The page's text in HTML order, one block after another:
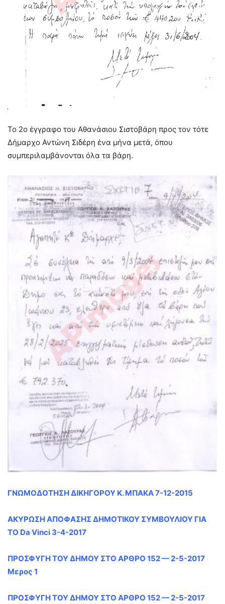
Το 2ο έγγραφο του Αθανάσιου Σιστοβάρη προς τον τότε
Δήμαρχο Αντώνη Σιδέρη ένα μήνα μετά, όπου
συμπεριλαμβάνονται όλα τα βάρη.
ΓΝΩΜΟΔΟΤΗΣΗ ΔΙΚΗΓΟΡΟΥ Κ. ΜΠΑΚΑ 7-12-2015
ΑΚΥΡΩΣΗ ΑΠΟΦΑΣΗΣ ΔΗΜΟΤΙΚΟΥ ΣΥΜΒΟΥΛΙΟΥ ΓΙΑ
ΤΟ Da Vinci 3-4-2017
ΠΡΟΣΦΥΓΗ ΤΟΥ ΔΗΜΟΥ ΣΤΟ ΑΡΘΡΟ 152 — 2-5-2017
Μερος 1
ΠΡΟΣΦΥΓΗ ΤΟΥ ΔΗΜΟΥ ΣΤΟ ΑΡΘΡΟ 152 — 2-5-2017